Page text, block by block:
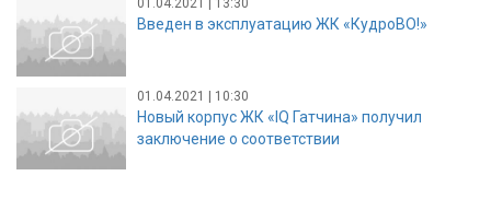
Введен в эксплуатацию ЖК «КудроВО!»
01.04.2021 | 10:30
Новый корпус ЖК «IQ Гатчина» получил
заключение о соответствии